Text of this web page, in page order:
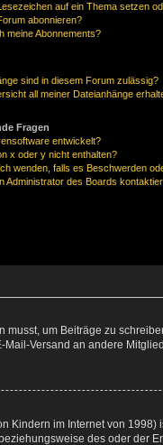
auf ein Thema setzen
abonnieren?
meine Abonnements?
sind in diesem Forum zulässig?
all meiner Dateianhänge
Fragen
entwickelt?
x oder y nicht enthalten?
wenden, falls es Beschwerden
Administrator des Boards
um Beiträge zu
Versand an andere
Kindern im Internet von
des oder der